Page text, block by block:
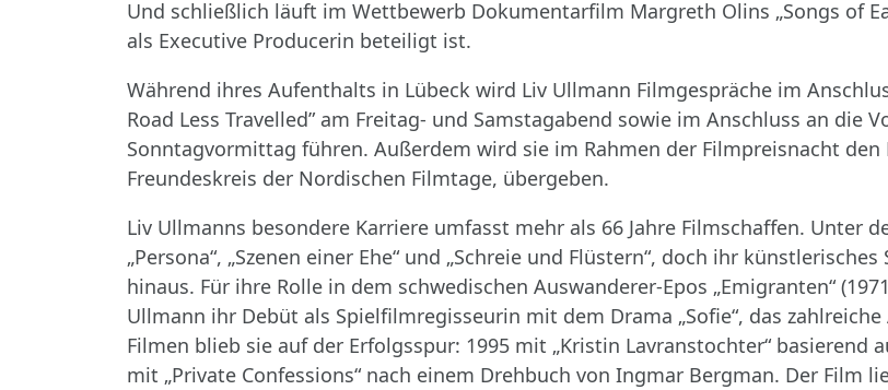
Und schließlich läuft im Wettbewerb Dokumentarfilm Margreth Olins „Songs of
als Executive Producerin beteiligt ist.
Während ihres Aufenthalts in Lübeck wird Liv Ullmann Filmgespräche im
Road Less Travelled” am Freitag- und Samstagabend sowie im Anschluss an die
Sonntagvormittag führen. Außerdem wird sie im Rahmen der Filmpreisnacht
Freundeskreis der Nordischen Filmtage, übergeben.
Liv Ullmanns besondere Karriere umfasst mehr als 66 Jahre Filmschaffen. Unter
„Persona“, „Szenen einer Ehe“ und „Schreie und Flüstern“, doch ihr
hinaus. Für ihre Rolle in dem schwedischen Auswanderer-Epos „Emigranten“
Ullmann ihr Debüt als Spielfilmregisseurin mit dem Drama „Sofie“, das
Filmen blieb sie auf der Erfolgsspur: 1995 mit „Kristin Lavranstochter“ basierend
mit „Private Confessions“ nach einem Drehbuch von Ingmar Bergman. Der Film